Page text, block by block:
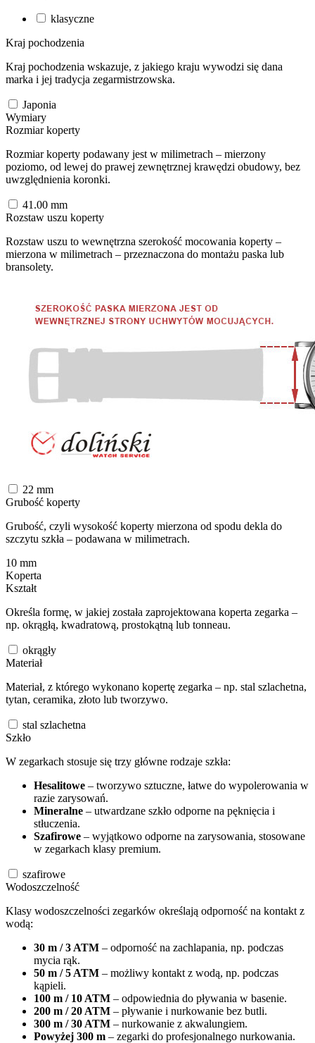
klasyczne
Kraj pochodzenia
Kraj pochodzenia wskazuje, z jakiego kraju wywodzi się dana
marka i jej tradycja zegarmistrzowska.
Japonia
Wymiary
Rozmiar koperty
Rozmiar koperty podawany jest w milimetrach – mierzony
poziomo, od lewej do prawej zewnętrznej krawędzi obudowy, bez
uwzględnienia koronki.
41.00 mm
Rozstaw uszu koperty
Rozstaw uszu to wewnętrzna szerokość mocowania koperty –
mierzona w milimetrach – przeznaczona do montażu paska lub
bransolety.
22 mm
Grubość koperty
Grubość, czyli wysokość koperty mierzona od spodu dekla do
szczytu szkła – podawana w milimetrach.
10 mm
Koperta
Kształt
Określa formę, w jakiej została zaprojektowana koperta zegarka –
np. okrągłą, kwadratową, prostokątną lub tonneau.
okrągły
Materiał
Materiał, z którego wykonano kopertę zegarka – np. stal szlachetna,
tytan, ceramika, złoto lub tworzywo.
stal szlachetna
Szkło
W zegarkach stosuje się trzy główne rodzaje szkła:
Hesalitowe – tworzywo sztuczne, łatwe do wypolerowania w
razie zarysowań.
Mineralne – utwardzane szkło odporne na pęknięcia i
stłuczenia.
Szafirowe – wyjątkowo odporne na zarysowania, stosowane
w zegarkach klasy premium.
szafirowe
Wodoszczelność
Klasy wodoszczelności zegarków określają odporność na kontakt z
wodą:
30 m / 3 ATM – odporność na zachlapania, np. podczas
mycia rąk.
50 m / 5 ATM – możliwy kontakt z wodą, np. podczas
kąpieli.
100 m / 10 ATM – odpowiednia do pływania w basenie.
200 m / 20 ATM – pływanie i nurkowanie bez butli.
300 m / 30 ATM – nurkowanie z akwalungiem.
Powyżej 300 m – zegarki do profesjonalnego nurkowania.